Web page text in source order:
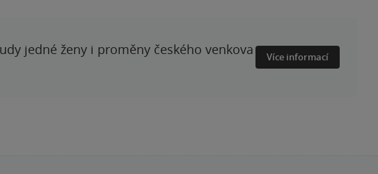
jedné ženy i proměny českého venkova
Více informací